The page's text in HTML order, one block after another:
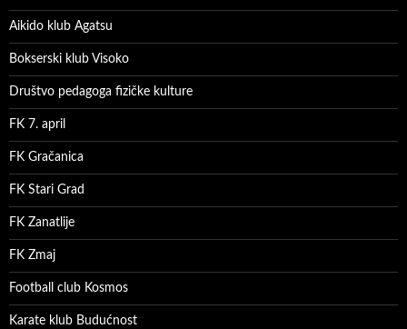
Aikido klub Agatsu
Bokserski klub Visoko
Društvo pedagoga fizičke kulture
FK 7. april
FK Gračanica
FK Stari Grad
FK Zanatlije
FK Zmaj
Football club Kosmos
Karate klub Budućnost